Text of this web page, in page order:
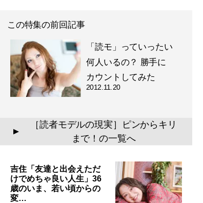
この特集の前回記事
「読モ」っていったい
何人いるの？ 勝手に
カウントしてみた
2012.11.20
▲
［読者モデルの現実］ピンからキリ
まで！の一覧へ
吉住「友達と出会えただ
けでめちゃ良い人生」36
歳のいま、若い頃からの
変…